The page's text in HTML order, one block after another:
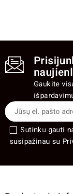
Gaukite
Sutinku gauti
susipažinau su